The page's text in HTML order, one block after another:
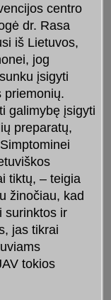
centro
dr. Rasa
iš Lietuvos,
jog
įsigyti
priemonių.
galimybę įsigyti
preparatų,
tiktų, – teigia
žinočiau, kad
surinktos ir
jas tikrai
tokios